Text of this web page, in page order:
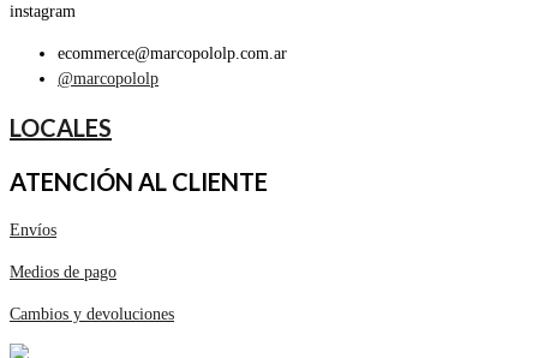
instagram
ecommerce@marcopololp.com.ar
@marcopololp
LOCALES
ATENCIÓN AL CLIENTE
Envíos
Medios de pago
Cambios y devoluciones